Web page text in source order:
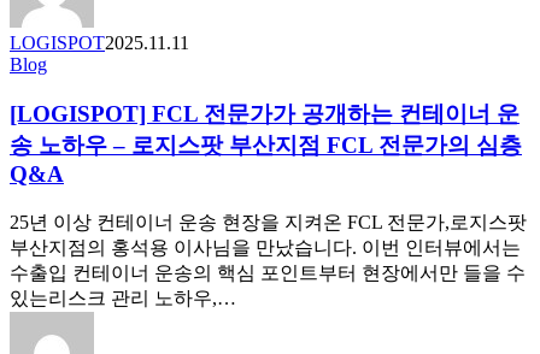
이
즈
류
1
편
상
대
통
령
표
창’
수
LOGISPOT2025.11.11
[LOGISPOT]
전
문
가
가
개
하
는
컨
Blog
[LOGISPOT] FCL 전문가가 공개하는 컨테이너 운
송 노하우 – 로지스팟 부산지점 FCL 전문가의 심층
Q&A
25년 이상 컨테이너 운송 현장을 지켜온 FCL 전문가,로지스팟
부산지점의 홍석용 이사님을 만났습니다. 이번 인터뷰에서는
수출입 컨테이너 운송의 핵심 포인트부터 현장에서만 들을 수
있는리스크 관리 노하우,…